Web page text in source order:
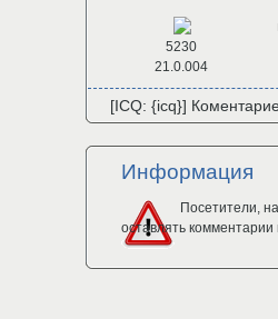
5230
21.0.004
[ICQ: {icq}]
Информация
Посетители,
оставлять комментарии